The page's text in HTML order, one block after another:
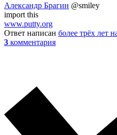
Александр Брагин @smiley
import this
www.putty.org
Ответ написан более трёх лет
3 комментария